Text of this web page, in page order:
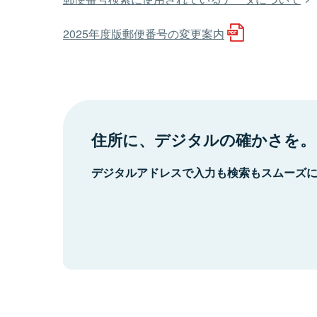
2025年度版郵便番号の変更案内
住所に、デジタルの確かさを。
デジタルアドレスで入力も検索もスムーズ